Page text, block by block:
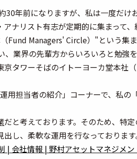
30年前になりますが、私は一度だ
ナリスト有志が定期的に集まって
Fund Managers' Circle）"という集
業界の先輩方からいろいろと勉強
タワーそばのイトーヨーカ堂本社
用担当者の紹介」コーナーで、私の
だと考えております。そのため、特
し、柔軟な運用を行なっておりま
| 会社情報 | 野村アセットマネジメン